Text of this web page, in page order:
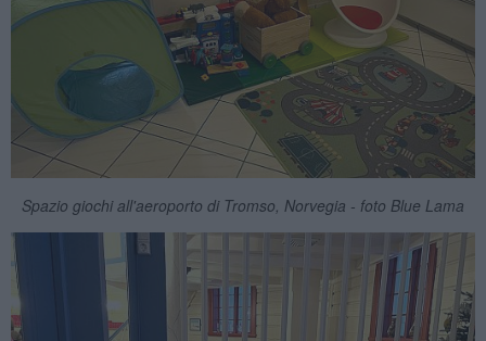
Spazio giochi all'aeroporto di Tromso, Norvegia - foto Blue Lama